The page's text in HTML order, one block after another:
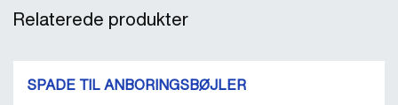
Relaterede produkter
SPADE TIL ANBORINGSBØJLER